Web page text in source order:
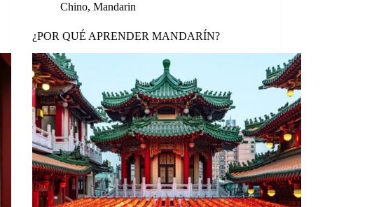
Chino,Mandarin
¿POR QUÉ APRENDER MANDARÍN?